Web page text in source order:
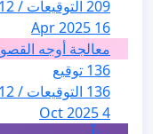
209 التوقيعات / 12 أشهر
16 Apr 2025
معالجة أوجه
136 توقيع
136 التوقيعات / 12 أشهر
4 Oct 2025